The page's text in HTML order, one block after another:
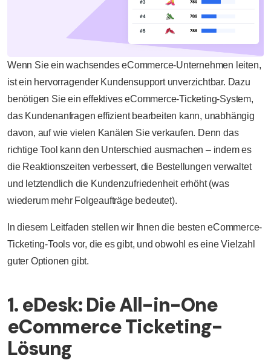
Wenn Sie ein wachsendes eCommerce-Unternehmen leiten,
ist ein hervorragender Kundensupport unverzichtbar. Dazu
benötigen Sie ein effektives eCommerce-Ticketing-System,
das Kundenanfragen effizient bearbeiten kann, unabhängig
davon, auf wie vielen Kanälen Sie verkaufen. Denn das
richtige Tool kann den Unterschied ausmachen – indem es
die Reaktionszeiten verbessert, die Bestellungen verwaltet
und letztendlich die Kundenzufriedenheit erhöht (was
wiederum mehr Folgeaufträge bedeutet).
In diesem Leitfaden stellen wir Ihnen die besten eCommerce-
Ticketing-Tools vor, die es gibt, und obwohl es eine Vielzahl
guter Optionen gibt.
1. eDesk: Die All-in-One
eCommerce Ticketing-
Lösung